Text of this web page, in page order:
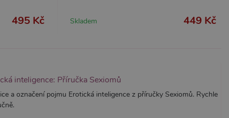
495 Kč Skladem 449 Kč
inteligence: Příručka Sexiomů
a označení pojmu Erotická inteligence z příručky Sexiomů. Rychle